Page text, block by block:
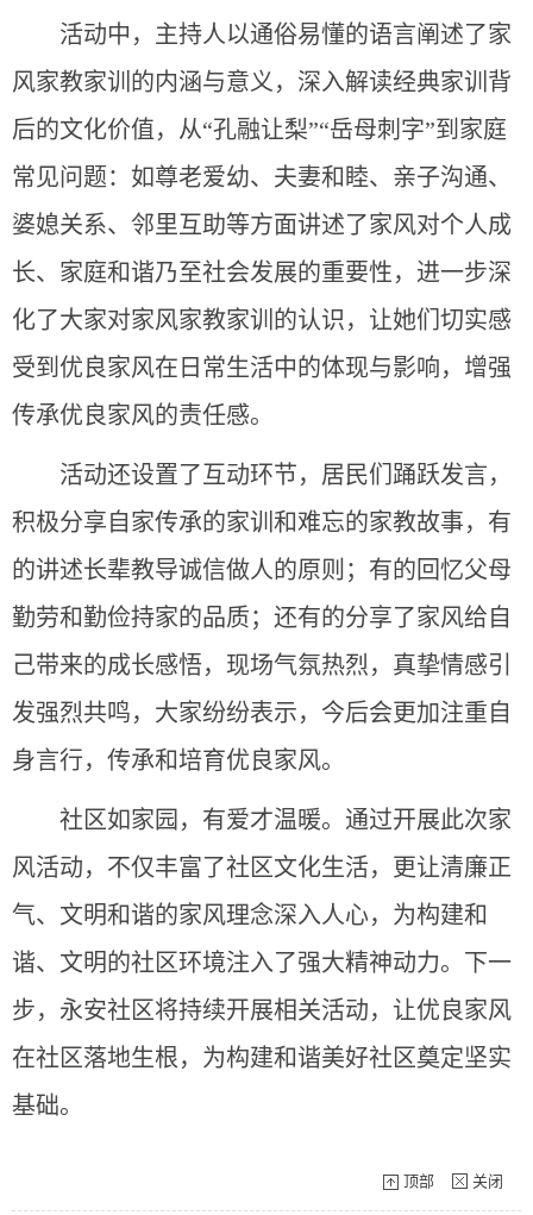
活动中，主持人以通俗易懂的语言阐述了家
风家教家训的内涵与意义，深入解读经典家训背
后的文化价值，从“孔融让梨”“岳母刺字”到家庭
常见问题：如尊老爱幼、夫妻和睦、亲子沟通、
婆媳关系、邻里互助等方面讲述了家风对个人成
长、家庭和谐乃至社会发展的重要性，进一步深
化了大家对家风家教家训的认识，让她们切实感
受到优良家风在日常生活中的体现与影响，增强
传承优良家风的责任感。
活动还设置了互动环节，居民们踊跃发言，
积极分享自家传承的家训和难忘的家教故事，有
的讲述长辈教导诚信做人的原则；有的回忆父母
勤劳和勤俭持家的品质；还有的分享了家风给自
己带来的成长感悟，现场气氛热烈，真挚情感引
发强烈共鸣，大家纷纷表示，今后会更加注重自
身言行，传承和培育优良家风。
社区如家园，有爱才温暖。通过开展此次家
风活动，不仅丰富了社区文化生活，更让清廉正
气、文明和谐的家风理念深入人心，为构建和
谐、文明的社区环境注入了强大精神动力。下一
步，永安社区将持续开展相关活动，让优良家风
在社区落地生根，为构建和谐美好社区奠定坚实
基础。
顶部 关闭